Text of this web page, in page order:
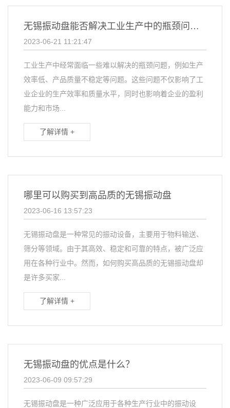
无锡振动盘能否解决工业生产中的瓶颈问题？
2023-06-21 11:21:47
工业生产中经常面临一些难以解决的瓶颈问题，例如生产
效率低、产品质量不稳定等问题。这些问题不仅影响了工
业企业的生产效率和质量水平，同时也影响着企业的盈利
能力和市场...
了解详情 +
哪里可以购买到高品质的无锡振动盘
2023-06-16 13:57:23
无锡振动盘是一种常见的振动设备，主要用于物料输送、
筛分等领域。由于其高效、稳定和可靠的特点，被广泛应
用在各种行业中。然而，如何购买高品质的无锡振动盘却
是许多买家...
了解详情 +
无锡振动盘的优点是什么？
2023-06-09 09:57:29
无锡振动盘是一种广泛应用于各种生产行业中的振动设